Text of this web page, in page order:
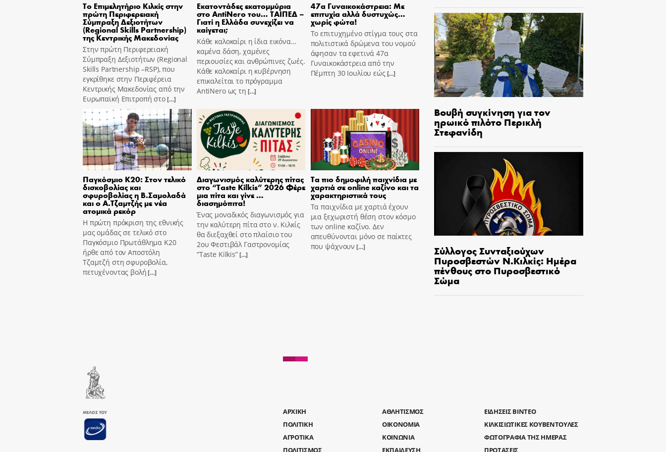
Το Επιμελητήριο Κιλκίς στην
πρώτη Περιφερειακή
Σύμπραξη Δεξιοτήτων
(Regional Skills Partnership)
της Κεντρικής Μακεδονίας
Στην πρώτη Περιφερειακή
Σύμπραξη Δεξιοτήτων (Regional
Skills Partnership –RSP), που
εγκρίθηκε στην Περιφέρεια
Κεντρικής Μακεδονίας από την
Ευρωπαϊκή Επιτροπή στο[…]
Εκατοντάδες εκατομμύρια
στο AntiNero του… ΤΑΙΠΕΔ –
Γιατί η Ελλάδα συνεχίζει να
καίγεται;
Κάθε καλοκαίρι η ίδια εικόνα…
καμένα δάση, χαμένες
περιουσίες και ανθρώπινες ζωές.
Κάθε καλοκαίρι η κυβέρνηση
επικαλείται το πρόγραμμα
AntiNero ως τη […]
47α Γυναικοκάστρεια: Με
επιτυχία αλλά δυστυχώς…
χωρίς φώτα!
Το επιτυχημένο στίγμα τους στα
πολιτιστικά δρώμενα του νομού
άφησαν τα εφετινά 47α
Γυναικοκάστρεια από την
Πέμπτη 30 Ιουλίου εώς[…]
Παγκόσμιο Κ20: Στον τελικό
δισκοβολίας και
σφυροβολίας η Β.Σαμολαδά
και ο Α.Τζαμτζής με νέα
ατομικά ρεκόρ
Η πρώτη πρόκριση της εθνικής
μας ομάδας σε τελικό στο
Παγκόσμιο Πρωτάθλημα Κ20
ήρθε από τον Αποστόλη
Τζαμτζή στη σφυροβολία,
πετυχένοντας βολή[…]
Διαγωνισμός καλύτερης πίτας
στο “Taste Kilkis” 2026 Φέρε
μια πίτα και γίνε …
διασημόπιτα!
Ένας μοναδικός διαγωνισμός για
την καλύτερη πίτα στο ν. Κιλκίς
θα διεξαχθεί στο πλαίσιο του
2ου Φεστιβάλ Γαστρονομίας
“Taste Kilkis”[…]
Τα πιο δημοφιλή παιχνίδια με
χαρτιά σε online καζίνο και τα
χαρακτηριστικά τους
Τα παιχνίδια με χαρτιά έχουν
μια ξεχωριστή θέση στον κόσμο
των online καζίνο. Δεν
απευθύνονται μόνο σε παίκτες
που ψάχνουν […]
Βουβή συγκίνηση για τον
ηρωικό πιλότο Περικλή
Στεφανίδη
Σύλλογος Συνταξιούχων
Πυροσβεστών Ν.Κιλκίς: Ημέρα
πένθους στο Πυροσβεστικό
Σώμα
AΡΧΙΚΗ
ΑΘΛΗΤΙΣΜΟΣ
ΠΟΛΙΤΙΚΗ
ΟΙΚΟΝΟΜΙΑ
ΑΓΡΟΤΙΚΑ
ΚΟΙΝΩΝΙΑ
ΠΟΛΙΤΙΣΜΟΣ
ΕΚΠΑΙΔΕΥΣΗ
ΕΙΔΗΣΕΙΣ ΒΙΝΤΕΟ
ΚΙΛΚΙΣΙΩΤΙΚΕΣ ΚΟΥΒΕΝΤΟΥΛΕΣ
ΦΩΤΟΓΡΑΦΙΑ ΤΗΣ ΗΜΕΡΑΣ
ΠΡΟΤΑΣΕΙΣ